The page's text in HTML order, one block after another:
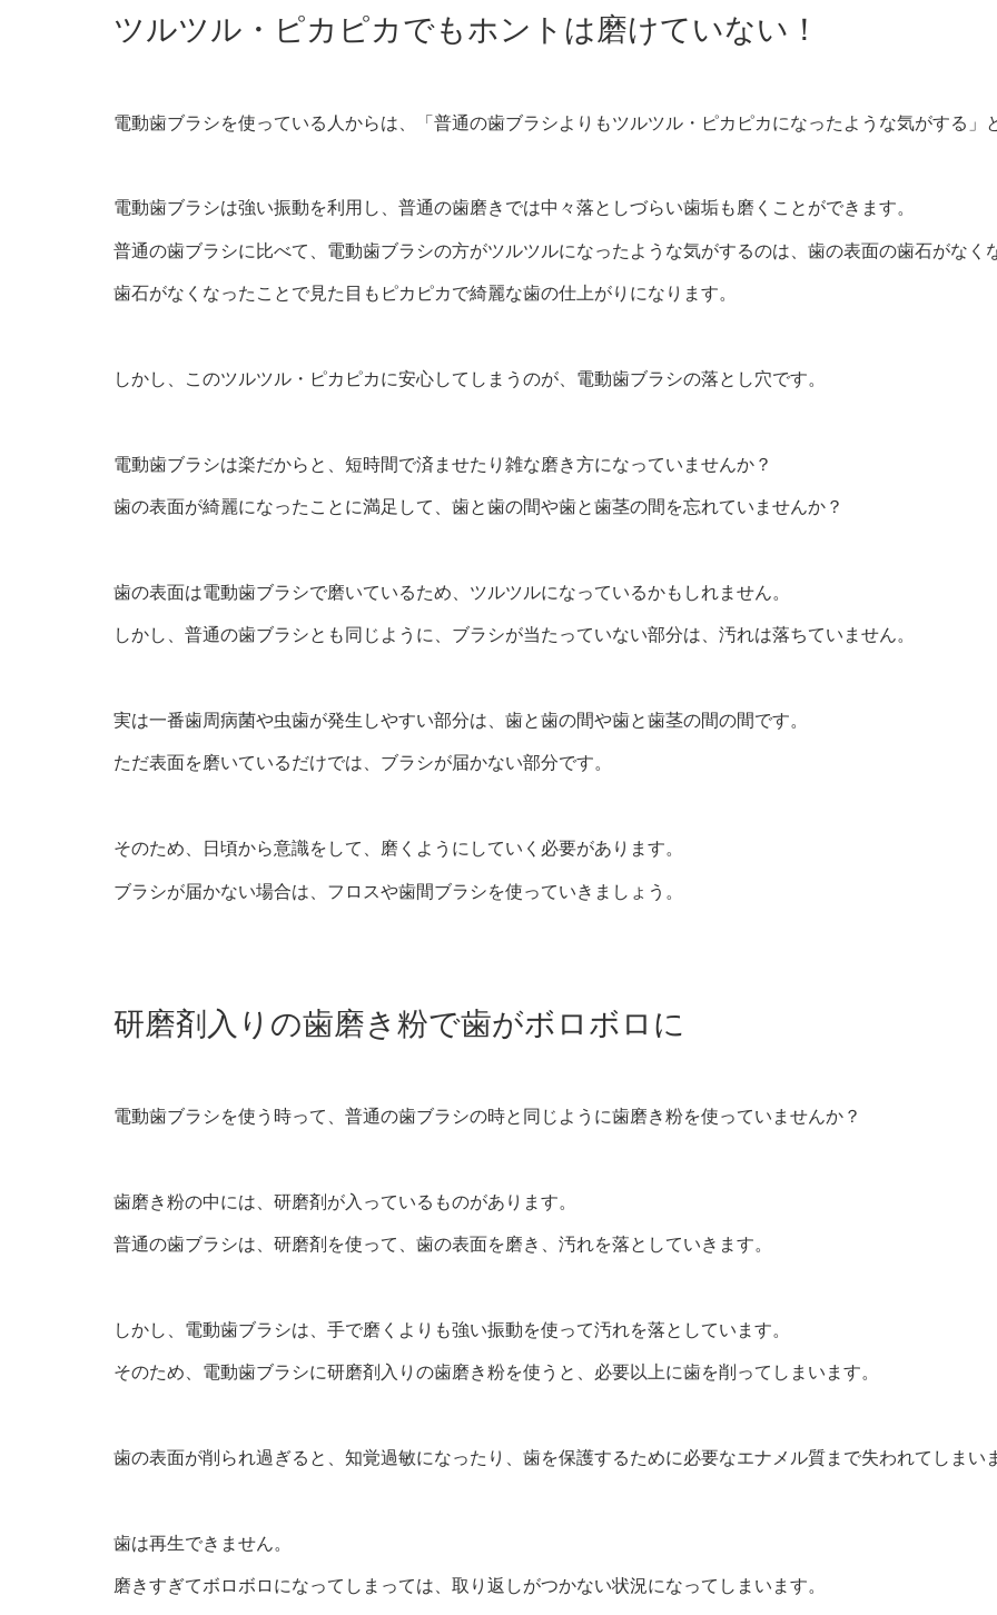
ツルツル・ピカピカでもホントは磨けていない！
電動歯ブラシを使っている人からは、「普通の歯ブラシよりもツルツル・ピカピカになったような気がする」
電動歯ブラシは強い振動を利用し、普通の歯磨きでは中々落としづらい歯垢も磨くことができます。
普通の歯ブラシに比べて、電動歯ブラシの方がツルツルになったような気がするのは、歯の表面の歯石がなく
歯石がなくなったことで見た目もピカピカで綺麗な歯の仕上がりになります。
しかし、このツルツル・ピカピカに安心してしまうのが、電動歯ブラシの落とし穴です。
電動歯ブラシは楽だからと、短時間で済ませたり雑な磨き方になっていませんか？
歯の表面が綺麗になったことに満足して、歯と歯の間や歯と歯茎の間を忘れていませんか？
歯の表面は電動歯ブラシで磨いているため、ツルツルになっているかもしれません。
しかし、普通の歯ブラシとも同じように、ブラシが当たっていない部分は、汚れは落ちていません。
実は一番歯周病菌や虫歯が発生しやすい部分は、歯と歯の間や歯と歯茎の間の間です。
ただ表面を磨いているだけでは、ブラシが届かない部分です。
そのため、日頃から意識をして、磨くようにしていく必要があります。
ブラシが届かない場合は、フロスや歯間ブラシを使っていきましょう。
研磨剤入りの歯磨き粉で歯がボロボロに
電動歯ブラシを使う時って、普通の歯ブラシの時と同じように歯磨き粉を使っていませんか？
歯磨き粉の中には、研磨剤が入っているものがあります。
普通の歯ブラシは、研磨剤を使って、歯の表面を磨き、汚れを落としていきます。
しかし、電動歯ブラシは、手で磨くよりも強い振動を使って汚れを落としています。
そのため、電動歯ブラシに研磨剤入りの歯磨き粉を使うと、必要以上に歯を削ってしまいます。
歯の表面が削られ過ぎると、知覚過敏になったり、歯を保護するために必要なエナメル質まで失われてしまい
歯は再生できません。
磨きすぎてボロボロになってしまっては、取り返しがつかない状況になってしまいます。